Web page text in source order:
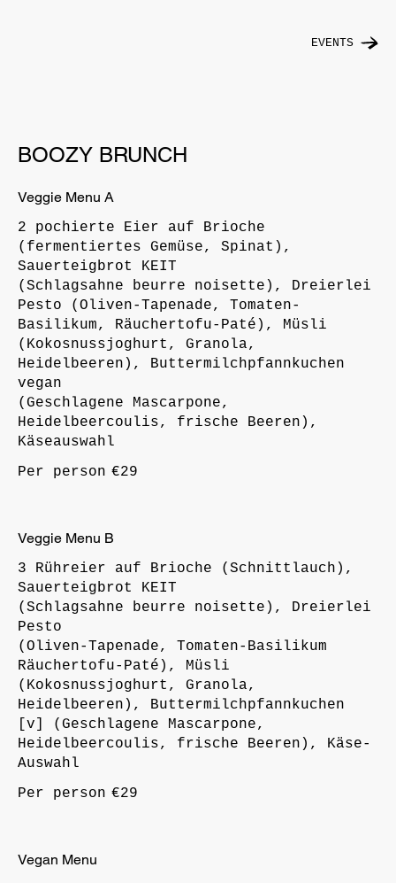
EVENTS
BOOZY BRUNCH
Veggie Menu A
2 pochierte Eier auf Brioche
(fermentiertes Gemüse, Spinat),
Sauerteigbrot KEIT
(Schlagsahne beurre noisette), Dreierlei
Pesto (Oliven-Tapenade, Tomaten-
Basilikum, Räuchertofu-Paté), Müsli
(Kokosnussjoghurt, Granola,
Heidelbeeren), Buttermilchpfannkuchen
vegan
(Geschlagene Mascarpone,
Heidelbeercoulis, frische Beeren),
Käseauswahl
Per person €29
Veggie Menu B
3 Rühreier auf Brioche (Schnittlauch),
Sauerteigbrot KEIT
(Schlagsahne beurre noisette), Dreierlei
Pesto
(Oliven-Tapenade, Tomaten-Basilikum
Räuchertofu-Paté), Müsli
(Kokosnussjoghurt, Granola,
Heidelbeeren), Buttermilchpfannkuchen
[v] (Geschlagene Mascarpone,
Heidelbeercoulis, frische Beeren), Käse-
Auswahl
Per person €29
Vegan Menu